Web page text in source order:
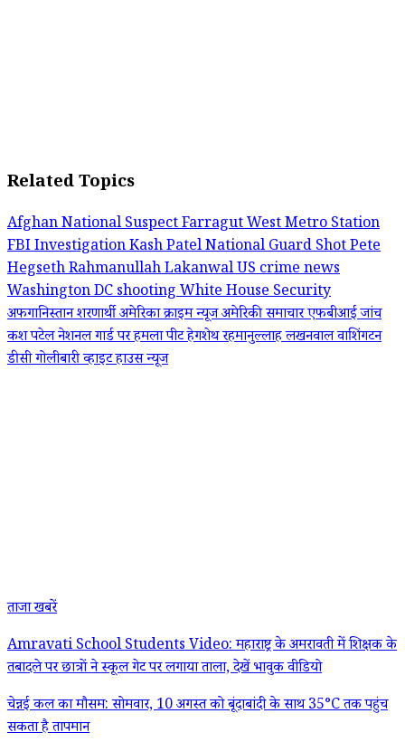
Related Topics
Afghan National SuspectFarragut West Metro Station
FBI InvestigationKash PatelNational Guard ShotPete
HegsethRahmanullah LakanwalUS crime news
Washington DC shootingWhite House Security
अफगानिस्तान शरणार्थीअमेरिका क्राइम न्यूजअमेरिकी समाचारएफबीआई जांच
कश पटेलनेशनल गार्ड पर हमलापीट हेगशेथरहमानुल्लाह लखनवालवाशिंगटन
डीसी गोलीबारीव्हाइट हाउस न्यूज
ताजा खबरें
Amravati School Students Video: महाराष्ट्र के अमरावती में शिक्षक के
तबादले पर छात्रों ने स्कूल गेट पर लगाया ताला, देखें भावुक वीडियो
चेन्नई कल का मौसम: सोमवार, 10 अगस्त को बूंदाबांदी के साथ 35°C तक पहुंच
सकता है तापमान